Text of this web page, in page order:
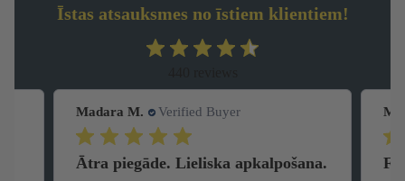
Īstas atsauksmes no īstiem klientiem!
Madara M. Verified Buyer
Favorīts